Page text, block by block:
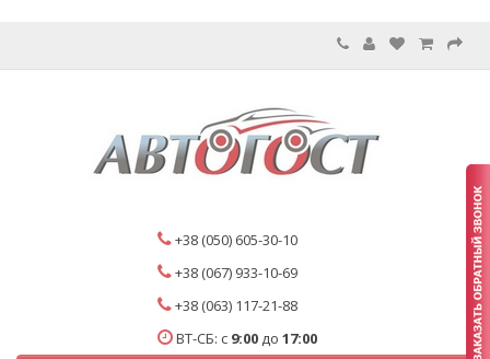
+38 (050) 605-30-10
+38 (067) 933-10-69
+38 (063) 117-21-88
ВТ-СБ: с 9:00 до 17:00